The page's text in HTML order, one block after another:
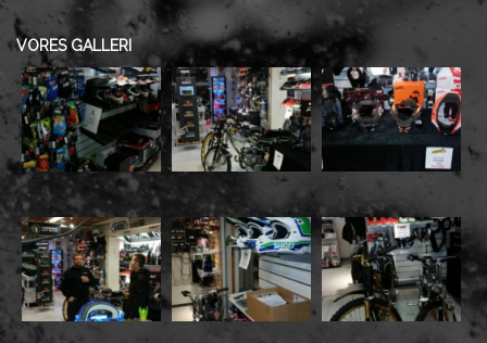
VORES GALLERI